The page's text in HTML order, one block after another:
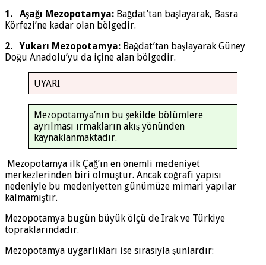
1. Aşağı Mezopotamya: Bağdat’tan başlayarak, Basra
Körfezi’ne kadar olan bölgedir.
2. Yukarı Mezopotamya: Bağdat’tan başlayarak Güney
Doğu Anadolu’yu da içine alan bölgedir.
UYARI
Mezopotamya’nın bu şekilde bölümlere
ayrılması ırmakların akış yönünden
kaynaklanmaktadır.
Mezopotamya ilk Çağ’ın en önemli medeniyet
merkezlerinden biri olmuştur. Ancak coğrafi yapısı
nedeniyle bu medeniyetten günümüze mimari yapılar
kalmamıştır.
Mezopotamya bugün büyük ölçü de Irak ve Türkiye
topraklarındadır.
Mezopotamya uygarlıkları ise sırasıyla şunlardır: